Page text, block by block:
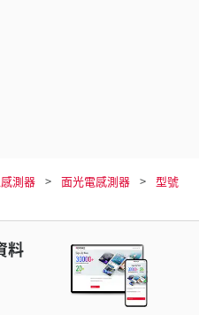
測器 面光電感測器
型號
料